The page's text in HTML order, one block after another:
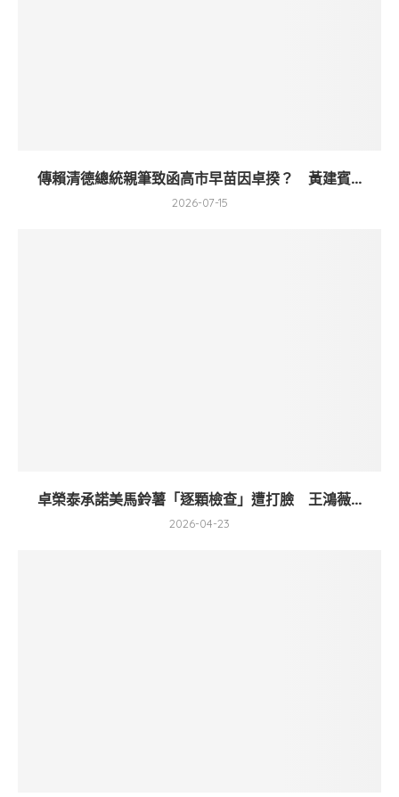
傳賴清德總統親筆致函高市早苗因卓揆？ 黃建賓...
2026-07-15
卓榮泰承諾美馬鈴薯「逐顆檢查」遭打臉 王鴻薇...
2026-04-23